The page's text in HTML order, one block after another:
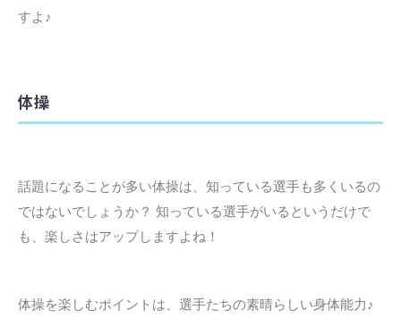
すよ♪
体操
話題になることが多い体操は、知っている選手も多くいるの
ではないでしょうか？ 知っている選手がいるというだけで
も、楽しさはアップしますよね！
体操を楽しむポイントは、選手たちの素晴らしい身体能力♪